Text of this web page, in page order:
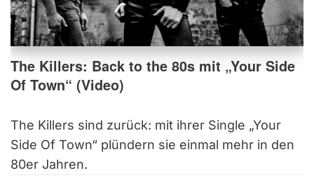
The Killers: Back to the 80s mit „Your Side
Of Town“ (Video)
The Killers sind zurück: mit ihrer Single „Your
Side Of Town“ plündern sie einmal mehr in den
80er Jahren.